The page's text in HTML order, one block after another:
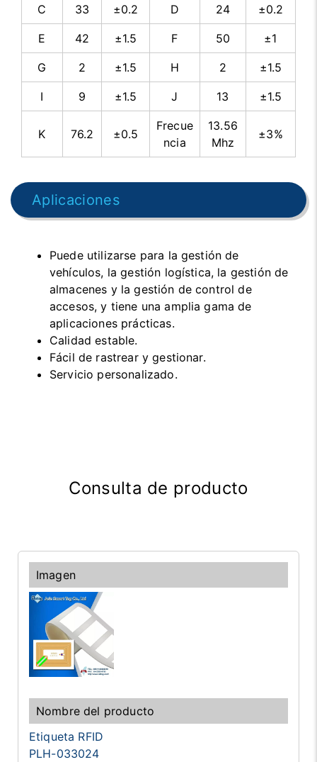
C 33 ±0.2 D 24 ±0.2
E 42 ±1.5 F 50 ±1
G 2 ±1.5 H 2 ±1.5
I 9 ±1.5 J 13 ±1.5
K 76.2 ±0.5
Frecue
ncia
13.56
Mhz
±3%
Aplicaciones
Puede utilizarse para la gestión de
vehículos, la gestión logística, la gestión de
almacenes y la gestión de control de
accesos, y tiene una amplia gama de
aplicaciones prácticas.
Calidad estable.
Fácil de rastrear y gestionar.
Servicio personalizado.
Consulta de producto
Etiqueta RFID
PLH-033024